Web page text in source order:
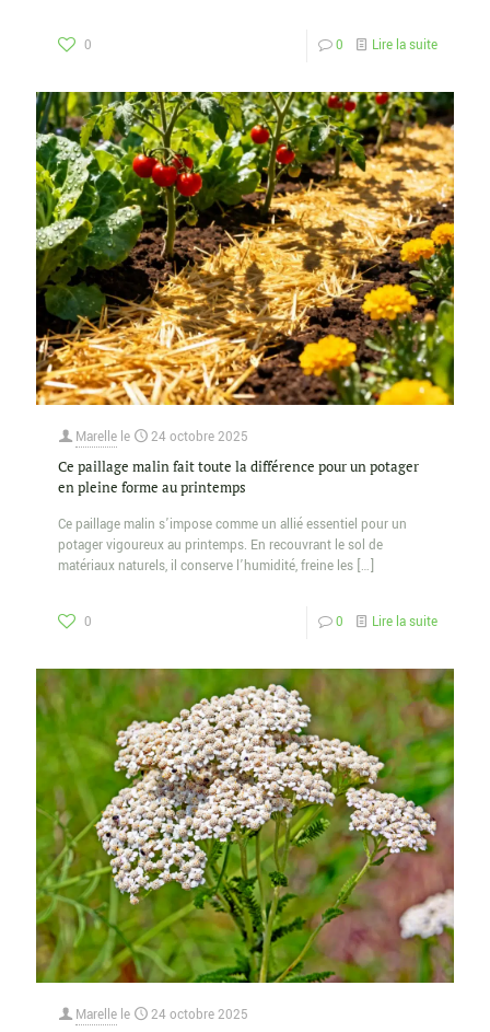
0 0 Lire la suite
Marelle le 24 octobre 2025
Ce paillage malin fait toute la différence pour un potager
en pleine forme au printemps
Ce paillage malin s’impose comme un allié essentiel pour un
potager vigoureux au printemps. En recouvrant le sol de
matériaux naturels, il conserve l’humidité, freine les […]
0 0 Lire la suite
Marelle le 24 octobre 2025